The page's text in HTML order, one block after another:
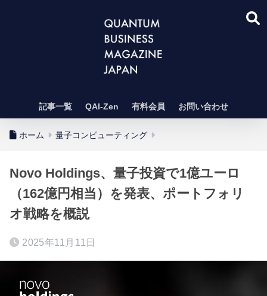
記事一覧 QAI-Zen 有料会員 お問い合わせ
ホーム 量子コンピューティング
Novo Holdings、量子投資で1億ユーロ
（162億円相当）を発表、ポートフォリ
オ戦略を概説
2025年11月11日